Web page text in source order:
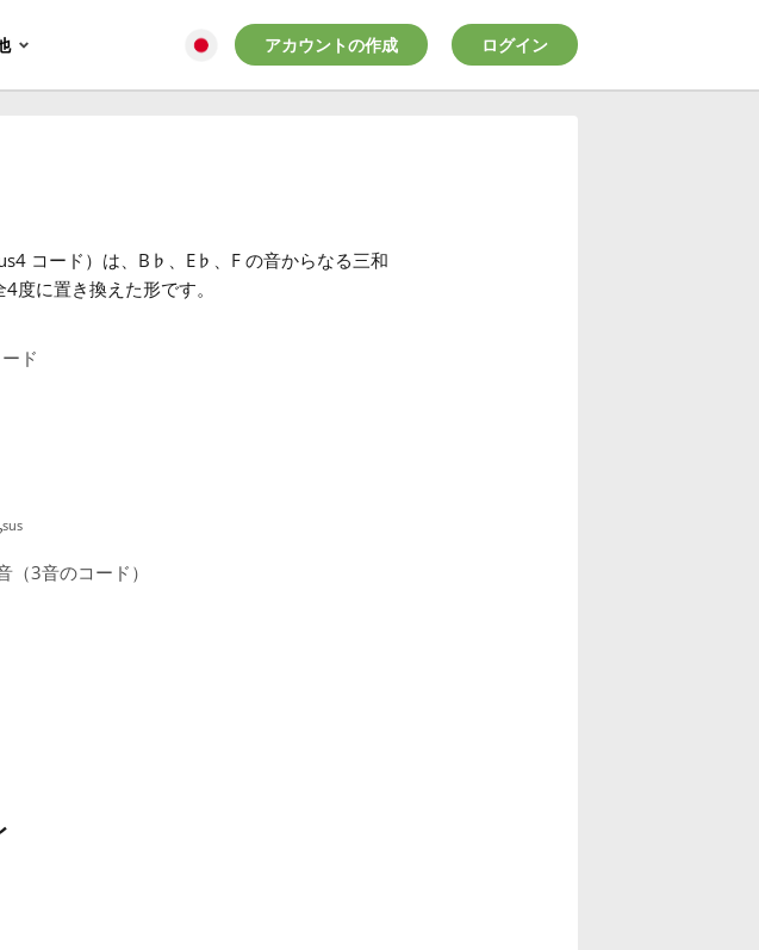
アカウントの作成 ログイン
コード）は、B ♭ 、E♭ 、F の音からなる三和
度に置き換えた形です。
ド
sus
（3音のコード）